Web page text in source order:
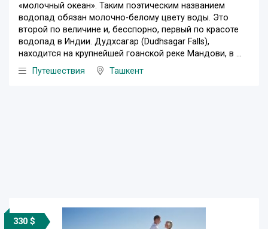
«молочный океан». Таким поэтическим названием
водопад обязан молочно-белому цвету воды. Это
второй по величине и, бесспорно, первый по красоте
водопад в Индии. Дудхсагар (Dudhsagar Falls),
находится на крупнейшей гоанской реке Мандови, в ...
Путешествия
Ташкент
330 $